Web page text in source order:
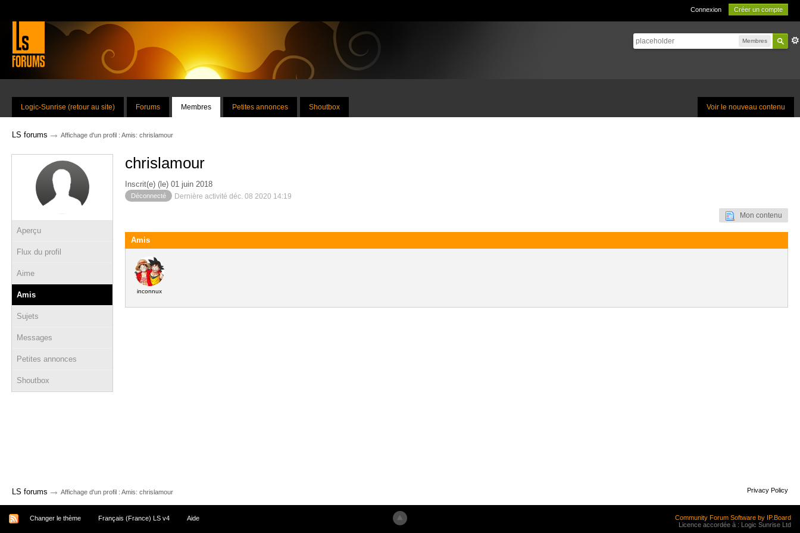
Connexion Créer un compte
Membres
Voir le nouveau contenu
Logic-Sunrise (retour au site) Forums Membres Petites annonces Shoutbox
LS forums → Affichage d'un profil : Amis: chrislamour
Aperçu
Flux du profil
Aime
Amis
Sujets
Messages
Petites annonces
Shoutbox
chrislamour
Inscrit(e) (le) 01 juin 2018
Déconnecté Dernière activité déc. 08 2020 14:19
Mon contenu
Amis
inconnux
LS forums → Affichage d'un profil : Amis: chrislamour Privacy Policy
Changer le thème Français (France) LS v4 Aide
Community Forum Software by IP.Board
Licence accordée à : Logic Sunrise Ltd